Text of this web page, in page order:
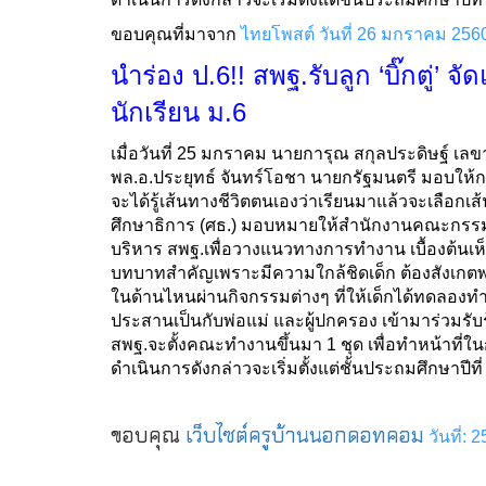
ขอบคุณที่มาจากไทยโพสต์ วันที่ 26 มกราคม
นำร่อง ป.6!! สพฐ.รับลูก ‘บิ๊กตู่’ จั
นักเรียน ม.6
เมื่อวันที่ 25 มกราคม นายการุณ สกุลประดิษฐ์ เล
พล.อ.ประยุทธ์ จันทร์โอชา นายกรัฐมนตรี มอบให้
จะได้รู้เส้นทางชีวิตตนเองว่าเรียนมาแล้วจะเลือก
ศึกษาธิการ (ศธ.) มอบหมายให้สำนักงานคณะกร
บริหาร สพฐ.เพื่อวางแนวทางการทำงาน เบื้องต้
บทบาทสำคัญเพราะมีความใกล้ชิดเด็ก ต้องสังเก
ในด้านไหนผ่านกิจกรรมต่างๆ ที่ให้เด็กได้ทดลองท
ประสานเป็นกับพ่อแม่ และผู้ปกครอง เข้ามาร่วมรั
สพฐ.จะตั้งคณะทำงานขึ้นมา 1 ชุด เพื่อทำหน้าที่ใ
ดำเนินการดังกล่าวจะเริ่มตั้งแต่ชั้นประถมศึกษาปีที่
ขอบคุณ เว็บไซต์ครูบ้านนอกดอทคอม วันที่: